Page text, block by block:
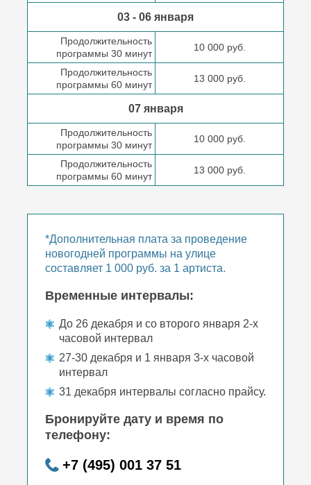
03 - 06 января
Продолжительность
программы 30 минут
10 000 руб.
Продолжительность
программы 60 минут
13 000 руб.
07 января
Продолжительность
программы 30 минут
10 000 руб.
Продолжительность
программы 60 минут
13 000 руб.
*Дополнительная плата за проведение
новогодней программы на улице
составляет 1 000 руб. за 1 артиста.
Временные интервалы:
До 26 декабря и со второго января 2-х
часовой интервал
27-30 декабря и 1 января 3-х часовой
интервал
31 декабря интервалы согласно прайсу.
Бронируйте дату и время по
телефону:
+7 (495) 001 37 51